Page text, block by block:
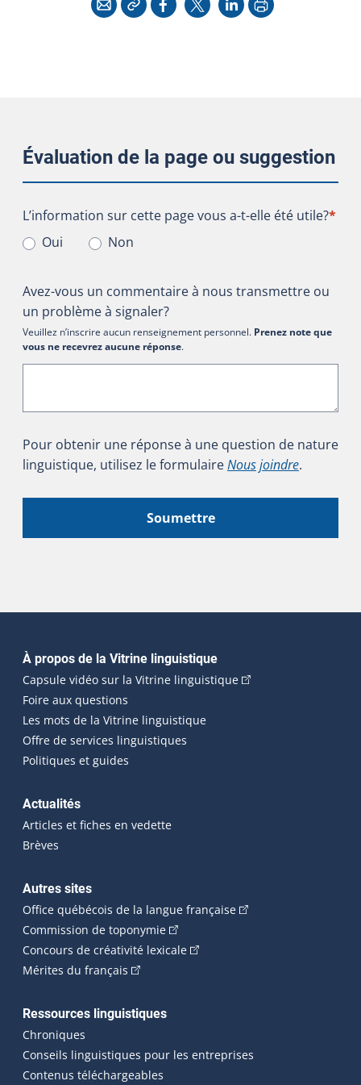
Évaluation de la page ou suggestion
L’information sur cette page vous a-t-elle été utile?
L’information sur cette page vous a-t-elle été utile?*
Oui
Non
Avez-vous un commentaire à nous transmettre ou
un problème à signaler?
Veuillez n’inscrire aucun renseignement personnel. Prenez note que
vous ne recevrez aucune réponse.
Pour obtenir une réponse à une question de nature
linguistique, utilisez le formulaireNous joindre.
Soumettre
Navigation principale
À propos de la Vitrine linguistique
Capsule vidéo sur la Vitrine linguistique(Cet hyperlien
Foire aux questions
Les mots de la Vitrine linguistique
Offre de services linguistiques
Politiques et guides
Actualités
Articles et fiches en vedette
Brèves
Autres sites
Office québécois de la langue française(Cet hyperlien
Commission de toponymie(Cet hyperlien externe s'ouvrira
Concours de créativité lexicale(Cet hyperlien externe
Mérites du français (Cet hyperlien externe s'ouvrira dans une
Ressources linguistiques
Chroniques
Conseils linguistiques pour les entreprises
Contenus téléchargeables